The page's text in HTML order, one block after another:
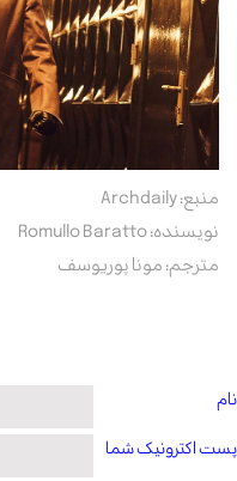
منبع:Archdaily
نویسنده:Romullo Baratto
مترجم: مونا پوریوسف
نام
پست اکترونیک شما